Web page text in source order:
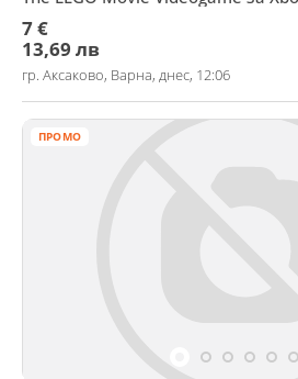
7 €
13,69 лв
гр. Аксаково, Варна, днес, 12:06
ПРОМО